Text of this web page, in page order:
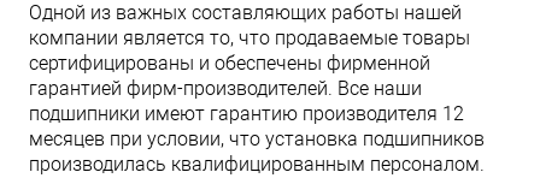
Одной из важных составляющих работы нашей
компании является то, что продаваемые товары
сертифицированы и обеспечены фирменной
гарантией фирм-производителей. Все наши
подшипники имеют гарантию производителя 12
месяцев при условии, что установка подшипников
производилась квалифицированным персоналом.